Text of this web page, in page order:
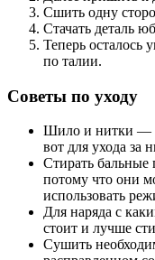
Сшить одну
Стачать деталь
Теперь осталось
по талии.
Советы по уходу
Шило и нитки —
вот для ухода за
Стирать бальные
потому что они
использовать
Для наряда с
стоит и лучше
Сушить